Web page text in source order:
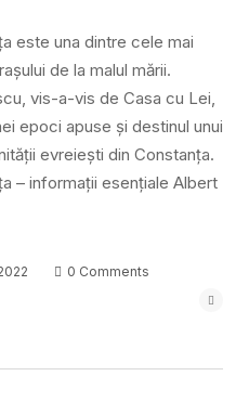
este una dintre cele mai
de la malul mării.
vis-a-vis de Casa cu Lei,
epoci apuse și destinul unui
evreiești din Constanța.
– informații esențiale Albert
0 Comments